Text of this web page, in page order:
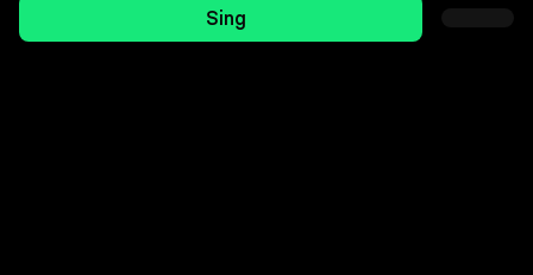
Sing